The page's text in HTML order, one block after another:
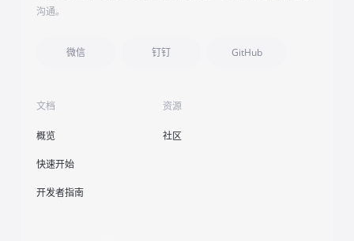
沟通。
微信 钉钉 GitHub
文档
概览
快速开始
开发者指南
资源
社区